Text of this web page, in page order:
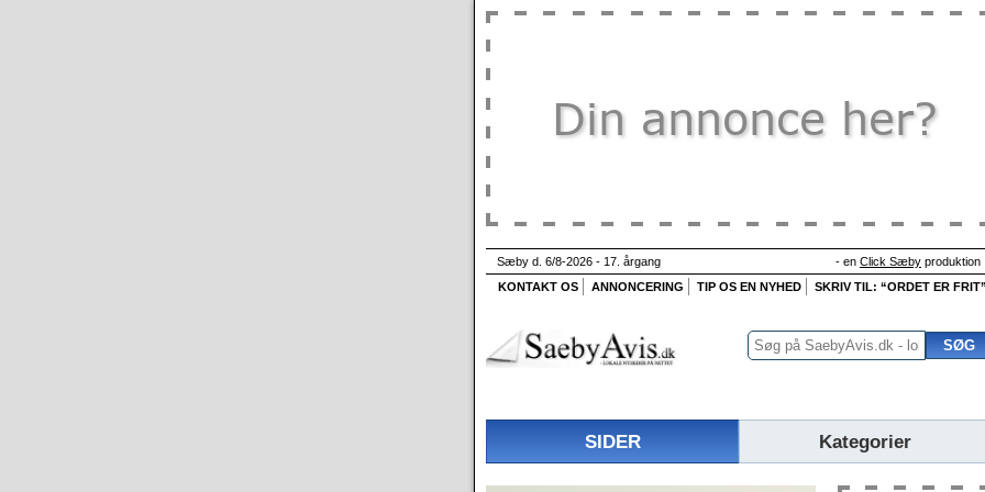
Sæby d. 6/8-2026 - 17. årgang - en Click Sæby produktion
KONTAKT OS
ANNONCERING TIP OS EN NYHED SKRIV TIL: “ORDET ER
SIDER Kategorier